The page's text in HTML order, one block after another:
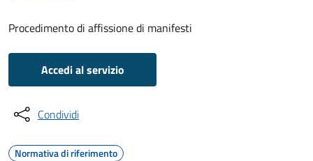
Procedimento di affissione di manifesti
Accedi al servizio
Condividi
Normativa di riferimento